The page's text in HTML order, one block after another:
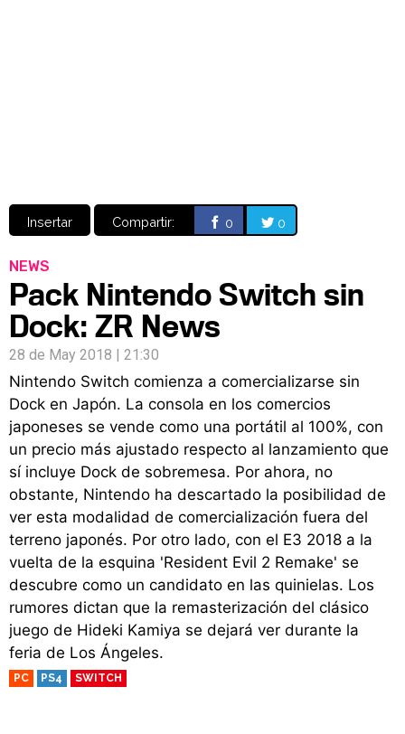
Insertar Compartir: 0 0
NEWS
Pack Nintendo Switch sin
Dock: ZR News
28 de May 2018 | 21:30
Nintendo Switch comienza a comercializarse sin
Dock en Japón. La consola en los comercios
japoneses se vende como una portátil al 100%, con
un precio más ajustado respecto al lanzamiento que
sí incluye Dock de sobremesa. Por ahora, no
obstante, Nintendo ha descartado la posibilidad de
ver esta modalidad de comercialización fuera del
terreno japonés. Por otro lado, con el E3 2018 a la
vuelta de la esquina 'Resident Evil 2 Remake' se
descubre como un candidato en las quinielas. Los
rumores dictan que la remasterización del clásico
juego de Hideki Kamiya se dejará ver durante la
feria de Los Ángeles.
PC PS4 SWITCH